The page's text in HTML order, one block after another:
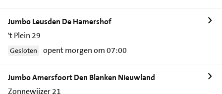
Jumbo Leusden De Hamershof
't Plein 29
Gesloten opent morgen om 07:00
Jumbo Amersfoort Den Blanken Nieuwland
Zonnewijzer 21